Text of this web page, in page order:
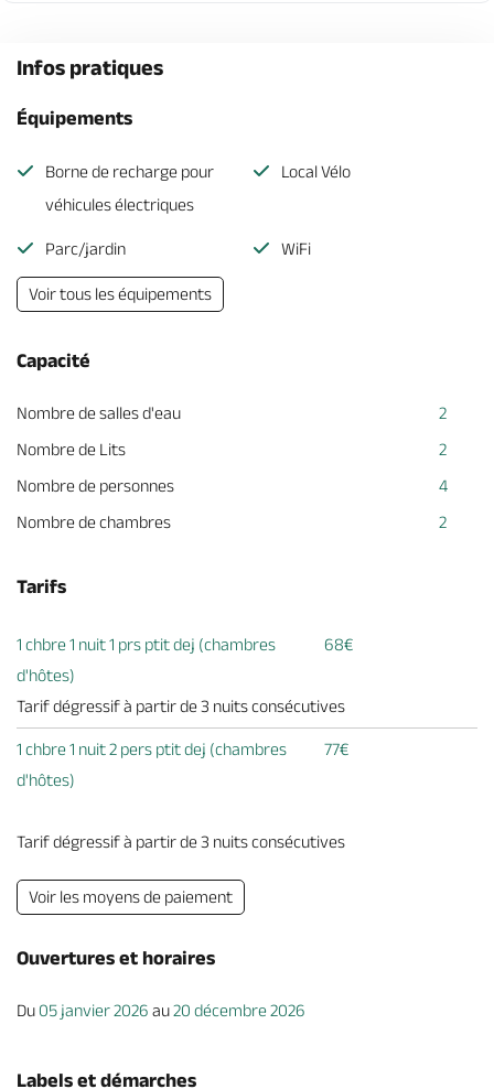
Infos pratiques
Équipements
Borne de recharge pour
véhicules électriques
Local Vélo
Parc/jardin WiFi
Voir tous les équipements
Capacité
Nombre de salles d'eau
2
Nombre de Lits
2
Nombre de personnes
4
Nombre de chambres
2
Tarifs
1 chbre 1 nuit 1 prs ptit dej (chambres
d'hôtes)
68€
Tarif dégressif à partir de 3 nuits consécutives
1 chbre 1 nuit 2 pers ptit dej (chambres
d'hôtes)
77€
Tarif dégressif à partir de 3 nuits consécutives
Voir les moyens de paiement
Ouvertures et horaires
Du 05 janvier 2026 au20 décembre 2026
Labels et démarches